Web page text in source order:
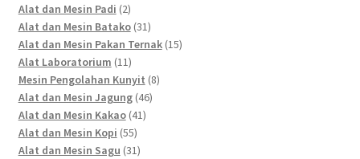
Alat dan Mesin Padi 22
products
Alat dan Mesin Batako 3131
products
Alat dan Mesin Pakan Ternak 1515
Alat Laboratorium 1111
products
Mesin Pengolahan Kunyit 88
Alat dan Mesin Jagung 4646
Alat dan Mesin Kakao 4141
Alat dan Mesin Kopi 5555
products
Alat dan Mesin Sagu 3131